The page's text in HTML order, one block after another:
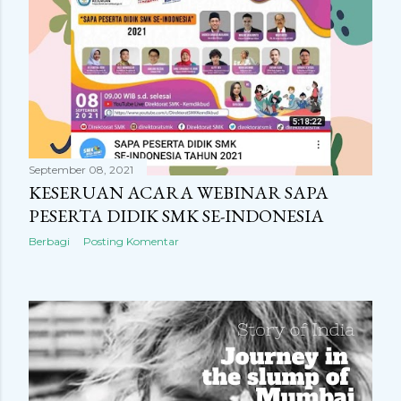
September 08, 2021
KESERUAN ACARA WEBINAR SAPA
PESERTA DIDIK SMK SE-INDONESIA
Berbagi Posting Komentar